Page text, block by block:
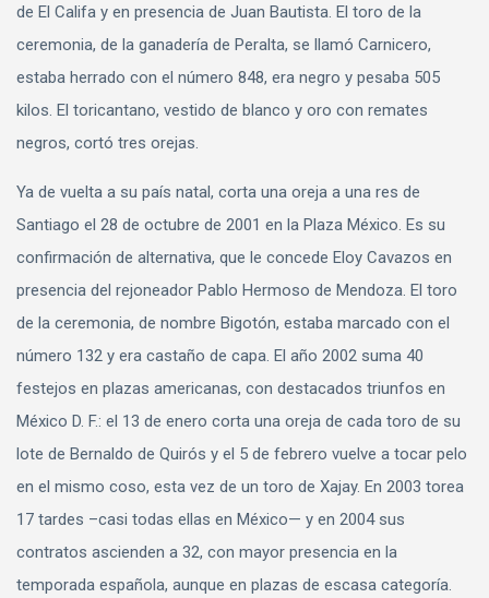
de El Califa y en presencia de Juan Bautista. El toro de la
ceremonia, de la ganadería de Peralta, se llamó Carnicero,
estaba herrado con el número 848, era negro y pesaba 505
kilos. El toricantano, vestido de blanco y oro con remates
negros, cortó tres orejas.
Ya de vuelta a su país natal, corta una oreja a una res de
Santiago el 28 de octubre de 2001 en la Plaza México. Es su
confirmación de alternativa, que le concede Eloy Cavazos en
presencia del rejoneador Pablo Hermoso de Mendoza. El toro
de la ceremonia, de nombre Bigotón, estaba marcado con el
número 132 y era castaño de capa. El año 2002 suma 40
festejos en plazas americanas, con destacados triunfos en
México D. F.: el 13 de enero corta una oreja de cada toro de su
lote de Bernaldo de Quirós y el 5 de febrero vuelve a tocar pelo
en el mismo coso, esta vez de un toro de Xajay. En 2003 torea
17 tardes –casi todas ellas en México— y en 2004 sus
contratos ascienden a 32, con mayor presencia en la
temporada española, aunque en plazas de escasa categoría.